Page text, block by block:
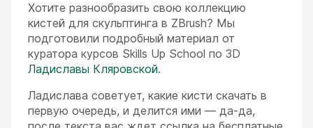
Хотите разнообразить свою коллекцию
кистей для скульптинга в ZBrush? Мы
подготовили подробный материал от
куратора курсов Skills Up School по 3D
Ладиславы Кляровской.
Ладислава советует, какие кисти скачать в
первую очередь, и делится ими — да-да,